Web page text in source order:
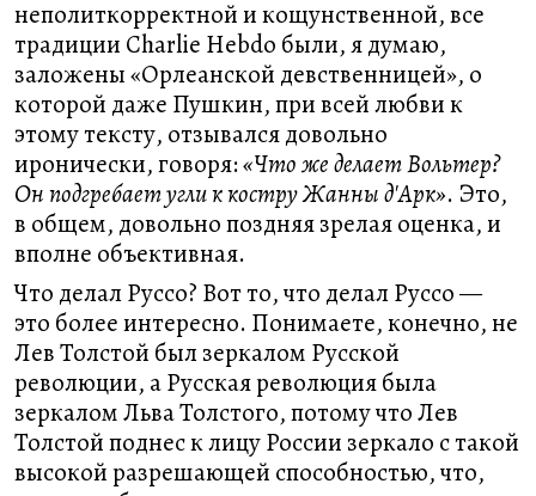
неполиткорректной и кощунственной, все
традиции Charlie Hebdo были, я думаю,
заложены «Орлеанской девственницей», о
которой даже Пушкин, при всей любви к
этому тексту, отзывался довольно
иронически, говоря:«Что же делает Вольтер?
Он подгребает угли к костру Жанны д'Арк». Это,
в общем, довольно поздняя зрелая оценка, и
вполне объективная.
Что делал Руссо? Вот то, что делал Руссо —
это более интересно. Понимаете, конечно, не
Лев Толстой был зеркалом Русской
революции, а Русская революция была
зеркалом Льва Толстого, потому что Лев
Толстой поднес к лицу России зеркало с такой
высокой разрешающей способностью, что,